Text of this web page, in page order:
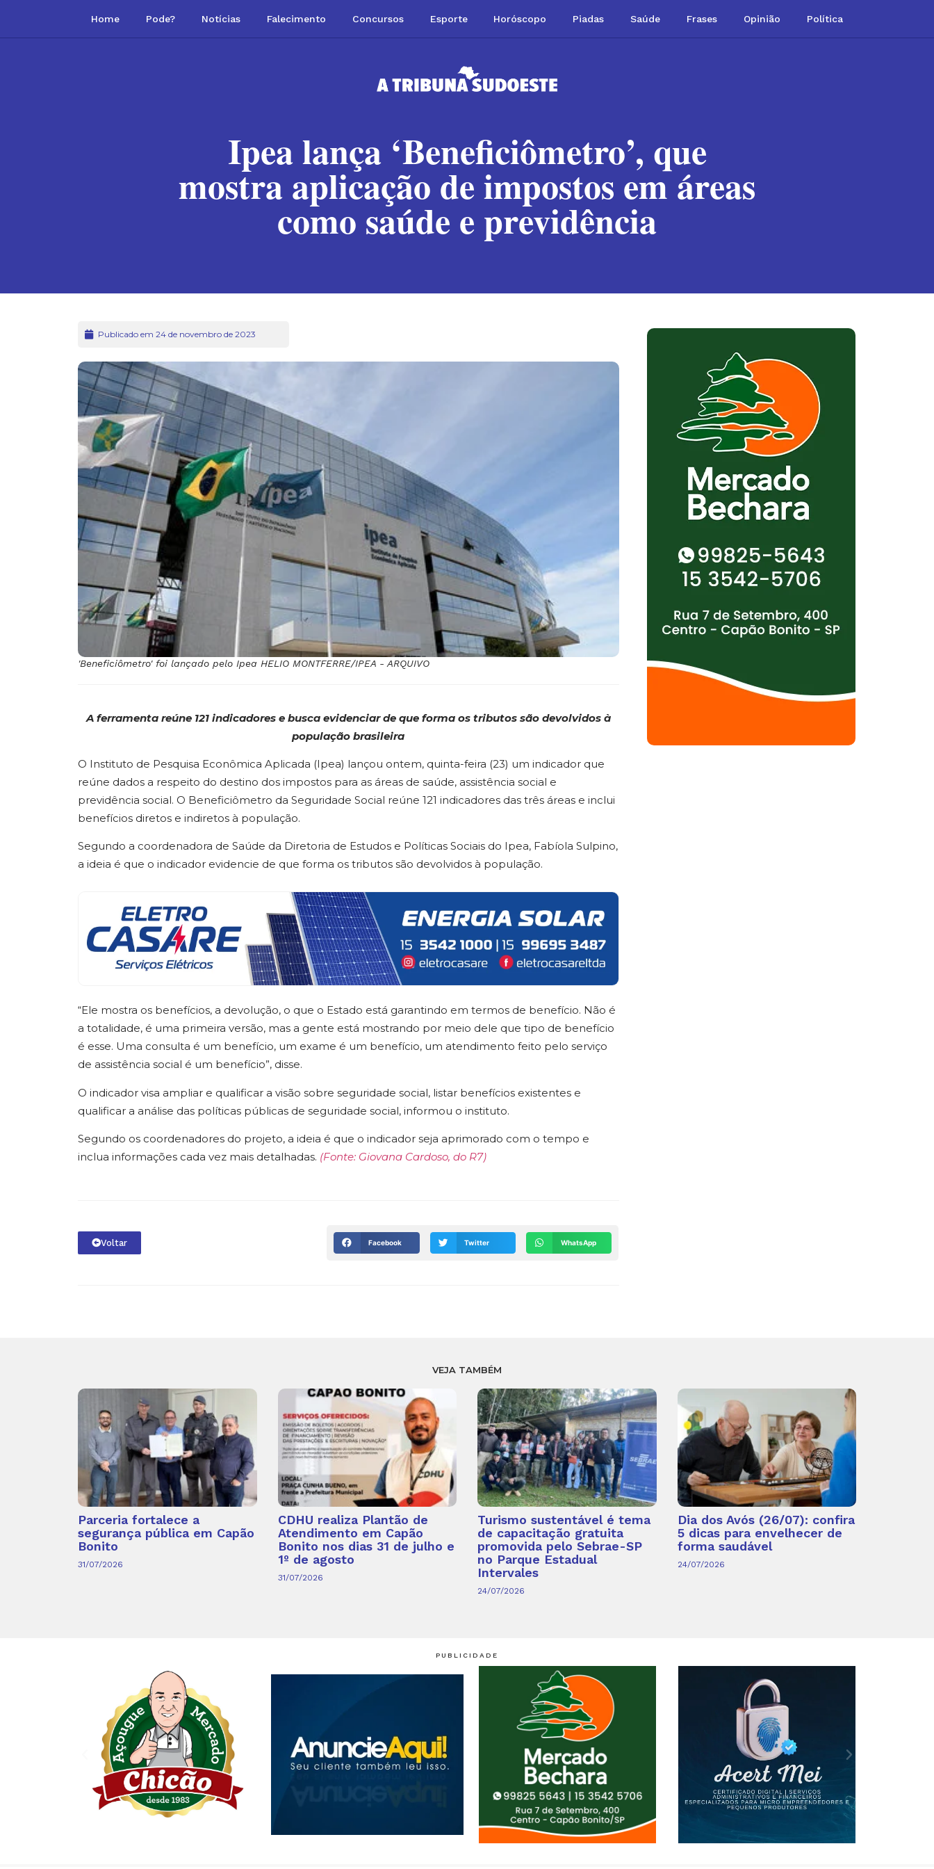
Home Pode? Notícias Falecimento Concursos Esporte Horóscopo Piadas Saúde Frases Opinião Política
Ipea lança ‘Beneficiômetro’, que
mostra aplicação de impostos em áreas
como saúde e previdência
Publicado em 24 de novembro de 2023
'Beneficiômetro' foi lançado pelo Ipea HELIO MONTFERRE/IPEA - ARQUIVO
A ferramenta reúne 121 indicadores e busca evidenciar de que forma os tributos são devolvidos à
população brasileira
O Instituto de Pesquisa Econômica Aplicada (Ipea) lançou ontem, quinta-feira (23) um indicador que
reúne dados a respeito do destino dos impostos para as áreas de saúde, assistência social e
previdência social. O Beneficiômetro da Seguridade Social reúne 121 indicadores das três áreas e inclui
benefícios diretos e indiretos à população.
Segundo a coordenadora de Saúde da Diretoria de Estudos e Políticas Sociais do Ipea, Fabíola Sulpino,
a ideia é que o indicador evidencie de que forma os tributos são devolvidos à população.
“Ele mostra os benefícios, a devolução, o que o Estado está garantindo em termos de benefício. Não é
a totalidade, é uma primeira versão, mas a gente está mostrando por meio dele que tipo de benefício
é esse. Uma consulta é um benefício, um exame é um benefício, um atendimento feito pelo serviço
de assistência social é um benefício”, disse.
O indicador visa ampliar e qualificar a visão sobre seguridade social, listar benefícios existentes e
qualificar a análise das políticas públicas de seguridade social, informou o instituto.
Segundo os coordenadores do projeto, a ideia é que o indicador seja aprimorado com o tempo e
inclua informações cada vez mais detalhadas. (Fonte: Giovana Cardoso, do R7)
Voltar Facebook Twitter WhatsApp
VEJA TAMBÉM
Parceria fortalece a
segurança pública em Capão
Bonito
31/07/2026
CDHU realiza Plantão de
Atendimento em Capão
Bonito nos dias 31 de julho e
1º de agosto
31/07/2026
Turismo sustentável é tema
de capacitação gratuita
promovida pelo Sebrae-SP
no Parque Estadual
Intervales
24/07/2026
Dia dos Avós (26/07): confira
5 dicas para envelhecer de
forma saudável
24/07/2026
PUBLICIDADE